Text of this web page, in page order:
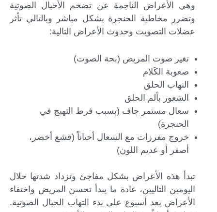
وهي الأعراض الناجمة عن تضخم الأحبال الصوتية
وتضرر مخاطية الحنجرة بشكل مباشر وبالتالي تأثر
عضلات التصويت وحدوث الأعراض التالية:
تغير صوت المريض (بحة الصوت)
صعوبة الكَلام
التهاب الحلق
الشعور بألم الحلق
سعال مستمر جاف (بسبب فرط التهيج في
الحنجرة)
خروج مفرزات مع السعال أحياناً (قشع أخضر،
أصفر أو عديم اللون)
تبدأ هذه الأعراض بشكل مفاجئ وتزداد شدتها خلال
اليومين التاليين، عادة ما يبدأ تحسن المريض واختفاء
الأعراض بعد أسبوع على بدء التهاب الحبال الصوتية.